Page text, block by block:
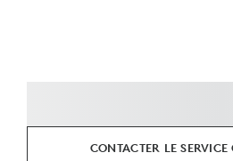
CONTACTER LE